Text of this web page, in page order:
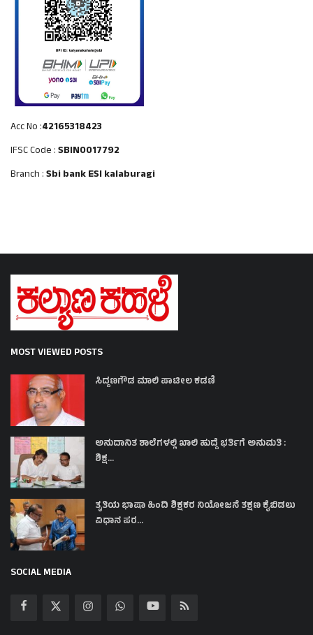
Acc No :42165318423
IFSC Code :SBIN0017792
Branch :Sbi bank ESI kalaburagi
MOST VIEWED POSTS
ಸಿದ್ದಣಗೌಡ ಮಾಲಿ ಪಾಟೀಲ ಕಡಣಿ
ಅನುದಾನಿತ ಶಾಲೆಗಳಲ್ಲಿ ಖಾಲಿ ಹುದ್ದೆ ಭರ್ತಿಗೆ ಅನುಮತಿ :
ಶಿಕ್ಷ...
ತೃತಿಯ ಭಾಷಾ ಹಿಂದಿ ಶಿಕ್ಷಕರ ನಿಯೋಜನೆ ತಕ್ಷಣ ಕೈಬಿಡಲು
ವಿಧಾನ ಪರ...
SOCIAL MEDIA